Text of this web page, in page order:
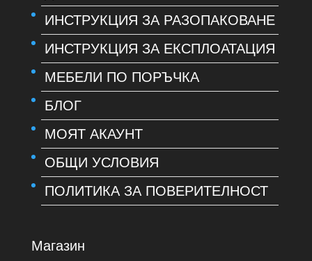
ИНСТРУКЦИЯ ЗА РАЗОПАКОВАНЕ
ИНСТРУКЦИЯ ЗА ЕКСПЛОАТАЦИЯ
МЕБЕЛИ ПО ПОРЪЧКА
БЛОГ
МОЯТ АКАУНТ
ОБЩИ УСЛОВИЯ
ПОЛИТИКА ЗА ПОВЕРИТЕЛНОСТ
Магазин